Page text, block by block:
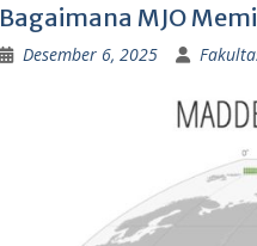
Bagaimana MJO
Desember 6, 2025